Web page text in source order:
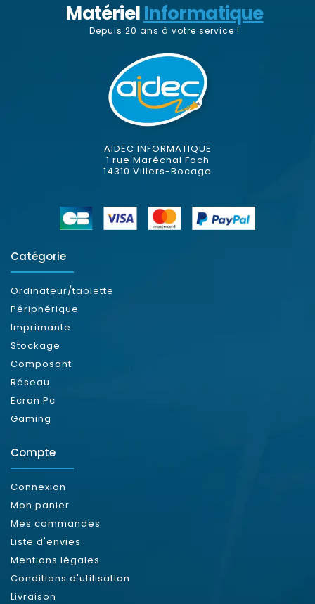
MatérielInformatique
Depuis 20 ans à votre service !
AIDEC INFORMATIQUE
1 rue Maréchal Foch
14310 Villers-Bocage
Catégorie
Ordinateur/tablette
Périphérique
Imprimante
Stockage
Composant
Réseau
Ecran Pc
Gaming
Compte
Connexion
Mon panier
Mes commandes
Liste d'envies
Mentions légales
Conditions d'utilisation
Livraison